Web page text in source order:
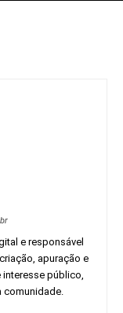
e responsável
apuração e
público,
comunidade.